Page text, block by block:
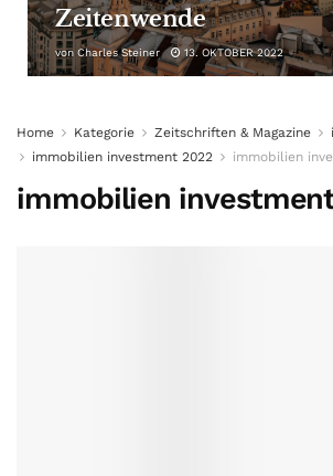
Zeitenwende
von Charles Steiner 13. OKTOBER 2022
Home Kategorie Zeitschriften & Magazine
immobilien investment 2022
immobilien
immobilien